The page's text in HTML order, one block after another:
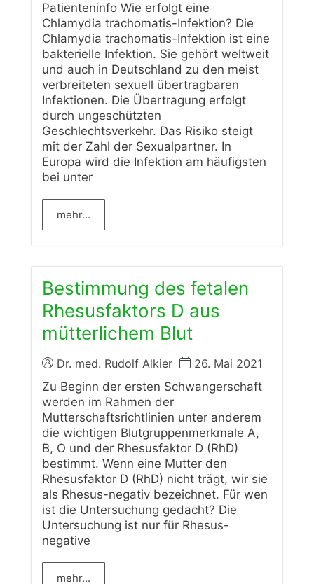
Patienteninfo Wie erfolgt eine
Chlamydia trachomatis-Infektion? Die
Chlamydia trachomatis-Infektion ist eine
bakterielle Infektion. Sie gehört weltweit
und auch in Deutschland zu den meist
verbreiteten sexuell übertragbaren
Infektionen. Die Übertragung erfolgt
durch ungeschützten
Geschlechtsverkehr. Das Risiko steigt
mit der Zahl der Sexualpartner. In
Europa wird die Infektion am häufigsten
bei unter
mehr...
Bestimmung des fetalen
Rhesusfaktors D aus
mütterlichem Blut
Dr. med. Rudolf Alkier
26. Mai 2021
Zu Beginn der ersten Schwangerschaft
werden im Rahmen der
Mutterschaftsrichtlinien unter anderem
die wichtigen Blutgruppenmerkmale A,
B, O und der Rhesusfaktor D (RhD)
bestimmt. Wenn eine Mutter den
Rhesusfaktor D (RhD) nicht trägt, wir sie
als Rhesus-negativ bezeichnet. Für wen
ist die Untersuchung gedacht? Die
Untersuchung ist nur für Rhesus-
negative
mehr...